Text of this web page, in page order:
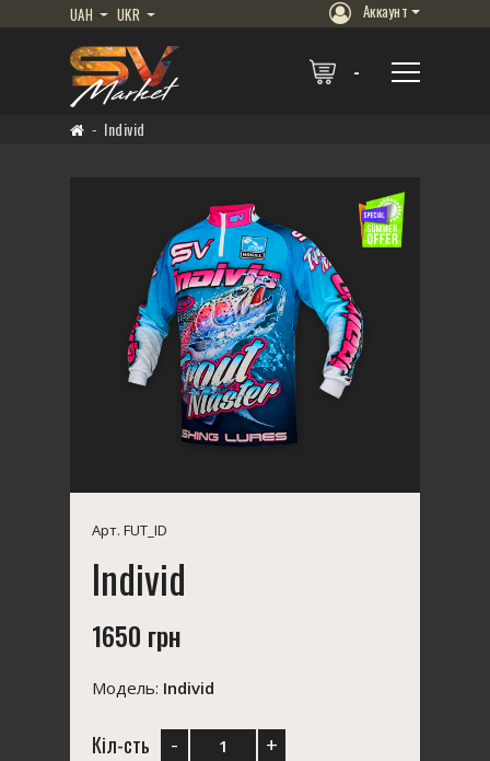
UAH UKR Аккаунт
Individ
Арт. FUT_ID
Individ
1650 грн
Модель: Individ
Кіл-сть - +